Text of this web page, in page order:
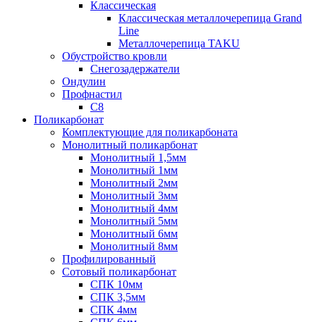
Классическая
Классическая металлочерепица Grand
Line
Металлочерепица TAKU
Обустройство кровли
Снегозадержатели
Ондулин
Профнастил
С8
Поликарбонат
Комплектующие для поликарбоната
Монолитный поликарбонат
Монолитный 1,5мм
Монолитный 1мм
Монолитный 2мм
Монолитный 3мм
Монолитный 4мм
Монолитный 5мм
Монолитный 6мм
Монолитный 8мм
Профилированный
Сотовый поликарбонат
СПК 10мм
СПК 3,5мм
СПК 4мм